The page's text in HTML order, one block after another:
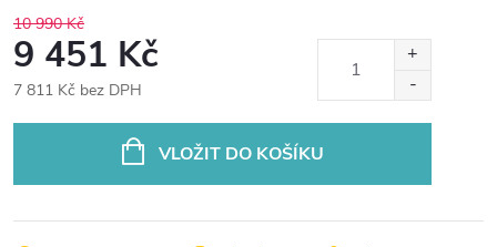
10 990 Kč
9 451 Kč
7 811 Kč bez DPH
VLOŽIT DO KOŠÍKU